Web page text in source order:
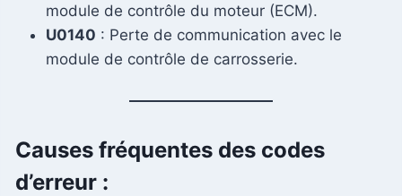
module de contrôle du moteur (ECM).
U0140 : Perte de communication avec le
module de contrôle de carrosserie.
Causes fréquentes des codes
d’erreur :